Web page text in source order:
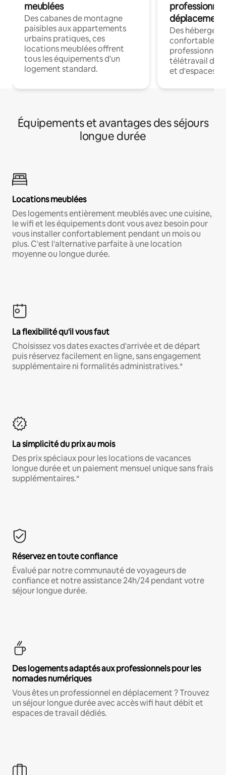
meublées
Des cabanes de montagne
paisibles aux appartements
urbains pratiques, ces
locations meublées offrent
tous les équipements d'un
logement standard.
déplacement
Des
confortables
professionnels
télétravail
et d'espaces
Équipements et avantages des séjours
longue durée
Locations meublées
Des logements entièrement meublés avec une cuisine,
le wifi et les équipements dont vous avez besoin pour
vous installer confortablement pendant un mois ou
plus. C'est l'alternative parfaite à une location
moyenne ou longue durée.
La flexibilité qu'il vous faut
Choisissez vos dates exactes d'arrivée et de départ
puis réservez facilement en ligne, sans engagement
supplémentaire ni formalités administratives.*
La simplicité du prix au mois
Des prix spéciaux pour les locations de vacances
longue durée et un paiement mensuel unique sans frais
supplémentaires.*
Réservez en toute confiance
Évalué par notre communauté de voyageurs de
confiance et notre assistance 24h/24 pendant votre
séjour longue durée.
Des logements adaptés aux professionnels pour les
nomades numériques
Vous êtes un professionnel en déplacement ? Trouvez
un séjour longue durée avec accès wifi haut débit et
espaces de travail dédiés.